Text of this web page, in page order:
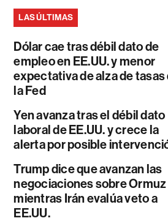
LAS ÚLTIMAS
Dólar cae tras débil dato de
empleo en EE.UU. y menor
expectativa de alza de tasas
la Fed
Yen avanza tras el débil dato
laboral de EE.UU. y crece la
alerta por posible
Trump dice que avanzan las
negociaciones sobre Ormuz
mientras Irán evalúa veto a
EE.UU.